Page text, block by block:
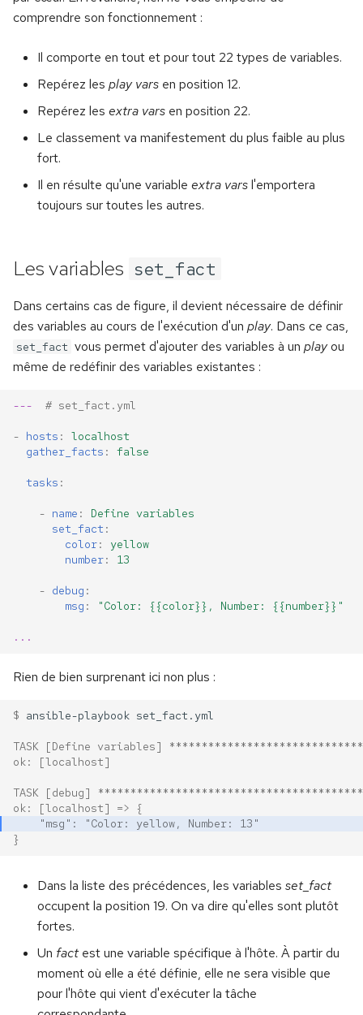
comprendre son fonctionnement :
Il comporte en tout et pour tout 22 types de variables.
Repérez les play vars en position 12.
Repérez les extra vars en position 22.
Le classement va manifestement du plus faible au plus
fort.
Il en résulte qu'une variable extra varsl'emportera
toujours sur toutes les autres.
Les variables set_fact
Dans certains cas de figure, il devient nécessaire de définir
des variables au cours de l'exécution d'un play. Dans ce cas,
set_fact vous permet d'ajouter des variables à un playou
même de redéfinir des variables existantes :
--- # set_fact.yml
- hosts :
localhost
gather_facts : false
tasks :
- name :
Define variables
set_fact :
color:
yellow
number: 13
- debug :
msg : "Color: {{color}}, Number: {{number}}"
...
Rien de bien surprenant ici non plus :
$ ansible-playbook
TASK [Define variables]
ok: [localhost]
TASK [debug]
ok: [localhost] => {
    "msg": "Color: yellow, Number: 13"
}
Dans la liste des précédences, les variables set_fact
occupent la position 19. On va dire qu'elles sont plutôt
fortes.
Un factest une variable spécifique à l'hôte. À partir du
moment où elle a été définie, elle ne sera visible que
pour l'hôte qui vient d'exécuter la tâche